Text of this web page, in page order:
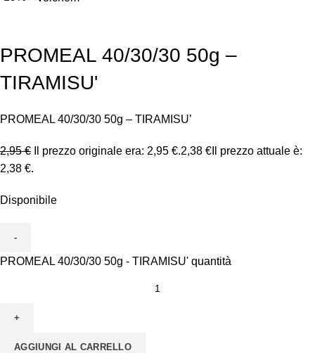
PROMEAL 40/30/30 50g –
TIRAMISU'
PROMEAL 40/30/30 50g – TIRAMISU’
2,95€ Il prezzo originale era: 2,95 €.2,38 € Il prezzo attuale è:
2,38 €.
Disponibile
PROMEAL 40/30/30 50g - TIRAMISU' quantità
AGGIUNGI AL CARRELLO